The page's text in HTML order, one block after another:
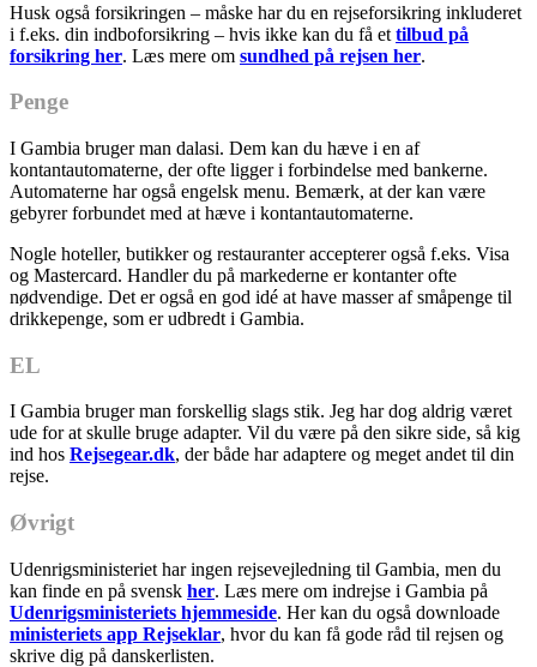
Husk også forsikringen – måske har du en rejseforsikring inkluderet
i f.eks. din indboforsikring – hvis ikke kan du få et tilbud på
forsikring her. Læs mere om sundhed på rejsen her.
Penge
I Gambia bruger man dalasi. Dem kan du hæve i en af
kontantautomaterne, der ofte ligger i forbindelse med bankerne.
Automaterne har også engelsk menu. Bemærk, at der kan være
gebyrer forbundet med at hæve i kontantautomaterne.
Nogle hoteller, butikker og restauranter accepterer også f.eks. Visa
og Mastercard. Handler du på markederne er kontanter ofte
nødvendige. Det er også en god idé at have masser af småpenge til
drikkepenge, som er udbredt i Gambia.
EL
I Gambia bruger man forskellig slags stik. Jeg har dog aldrig været
ude for at skulle bruge adapter. Vil du være på den sikre side, så kig
ind hos Rejsegear.dk, der både har adaptere og meget andet til din
rejse.
Øvrigt
Udenrigsministeriet har ingen rejsevejledning til Gambia, men du
kan finde en på svensk her. Læs mere om indrejse i Gambia på
Udenrigsministeriets hjemmeside. Her kan du også downloade
ministeriets app Rejseklar, hvor du kan få gode råd til rejsen og
skrive dig på danskerlisten.